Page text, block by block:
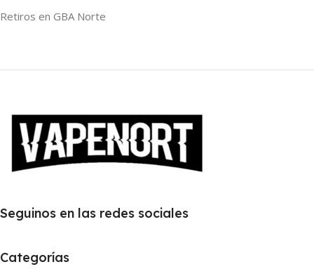
Retiros en GBA Norte
Seguinos en las redes sociales
Categorías